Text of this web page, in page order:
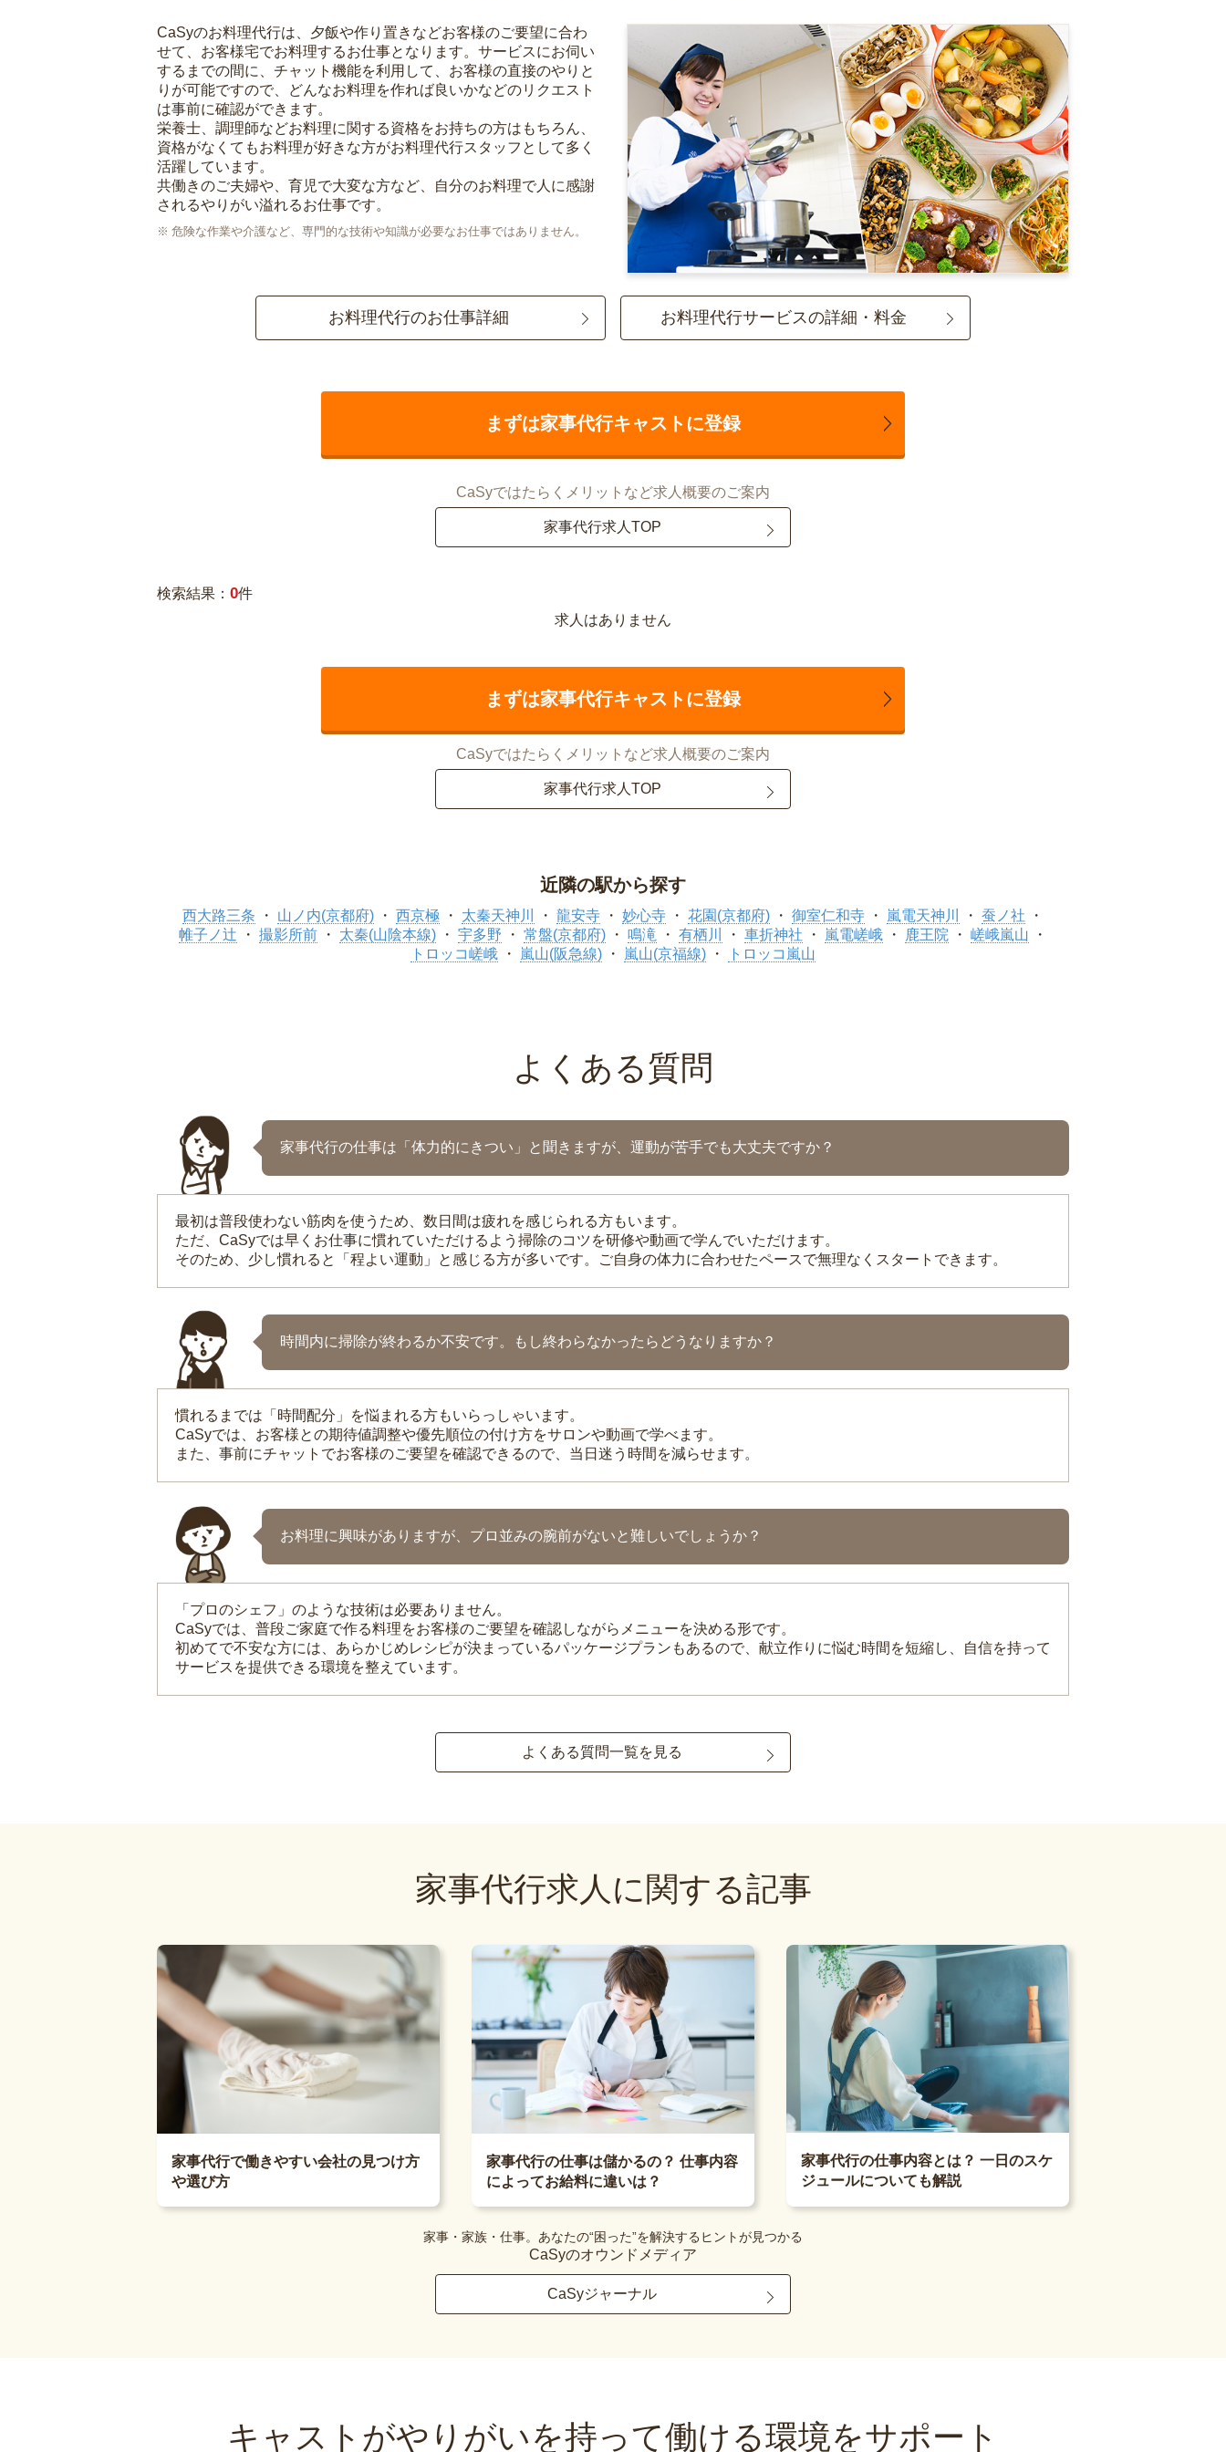
CaSyのお料理代行は、夕飯や作り置きなどお客様のご要望に合わ
せて、お客様宅でお料理するお仕事となります。サービスにお伺い
するまでの間に、チャット機能を利用して、お客様の直接のやりと
りが可能ですので、どんなお料理を作れば良いかなどのリクエスト
は事前に確認ができます。
栄養士、調理師などお料理に関する資格をお持ちの方はもちろん、
資格がなくてもお料理が好きな方がお料理代行スタッフとして多く
活躍しています。
共働きのご夫婦や、育児で大変な方など、自分のお料理で人に感謝
されるやりがい溢れるお仕事です。
危険な作業や介護など、専門的な技術や知識が必要なお仕事ではありません。
お料理代行のお仕事詳細 お料理代行サービスの詳細・料金
まずは家事代行キャストに登録
CaSyではたらくメリットなど求人概要のご案内
家事代行求人TOP
検索結果： 0件
求人はありません
まずは家事代行キャストに登録
CaSyではたらくメリットなど求人概要のご案内
家事代行求人TOP
近隣の駅から探す
西大路三条 山ノ内(京都府) 西京極 太秦天神川 龍安寺 妙心寺 花園(京都府) 御室仁和寺 嵐電天神川
蚕ノ社
帷子ノ辻
撮影所前 太秦(山陰本線) 宇多野 常盤(京都府) 鳴滝 有栖川 車折神社 嵐電嵯峨 鹿王院
嵯峨嵐山
トロッコ嵯峨
嵐山(阪急線) 嵐山(京福線) トロッコ嵐山
よくある質問
家事代行の仕事は「体力的にきつい」と聞きますが、運動が苦手でも大丈夫ですか？
最初は普段使わない筋肉を使うため、数日間は疲れを感じられる方もいます。
ただ、CaSyでは早くお仕事に慣れていただけるよう掃除のコツを研修や動画で学んでいただけます。
そのため、少し慣れると「程よい運動」と感じる方が多いです。ご自身の体力に合わせたペースで無理なくスタートできます。
時間内に掃除が終わるか不安です。もし終わらなかったらどうなりますか？
慣れるまでは「時間配分」を悩まれる方もいらっしゃいます。
CaSyでは、お客様との期待値調整や優先順位の付け方をサロンや動画で学べます。
また、事前にチャットでお客様のご要望を確認できるので、当日迷う時間を減らせます。
お料理に興味がありますが、プロ並みの腕前がないと難しいでしょうか？
「プロのシェフ」のような技術は必要ありません。
CaSyでは、普段ご家庭で作る料理をお客様のご要望を確認しながらメニューを決める形です。
初めてで不安な方には、あらかじめレシピが決まっているパッケージプランもあるので、献立作りに悩む時間を短縮し、自信を持って
サービスを提供できる環境を整えています。
よくある質問一覧を見る
家事代行求人に関する記事
家事代行で働きやすい会社の見つけ方
や選び方
家事代行の仕事は儲かるの？ 仕事内容
によってお給料に違いは？
家事代行の仕事内容とは？ 一日のスケ
ジュールについても解説
家事・家族・仕事。あなたの“困った”を解決するヒントが見つかる
CaSyのオウンドメディア
CaSyジャーナル
キャストがやりがいを持って働ける環境をサポート